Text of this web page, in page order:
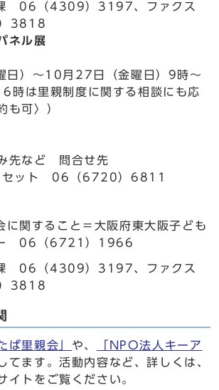
課 06（4309）3197、ファクス
3818
ネル展
日）～10月27日（金曜日）9時～
時は里親制度に関する相談にも応
も可〉）
先など 問合せ先
セット 06（6720）6811
に関すること＝大阪府東大阪子ども
ー 06（6721）1966
課 06（4309）3197、ファクス
3818
ば里親会」 や、
「NPO法人キーア
てます。活動内容など、詳しくは、
イトをご覧ください。